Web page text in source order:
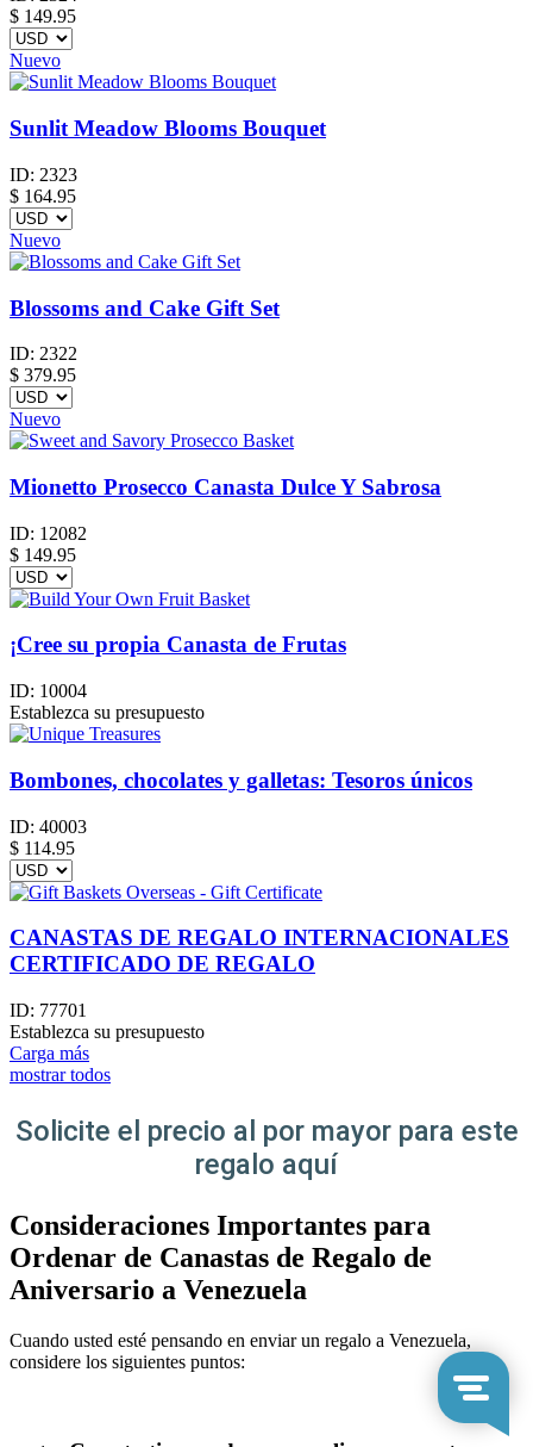
$ 149.95
Nuevo
Sunlit Meadow Blooms Bouquet
ID: 2323
$ 164.95
Nuevo
Blossoms and Cake Gift Set
ID: 2322
$ 379.95
Nuevo
Mionetto Prosecco Canasta Dulce Y Sabrosa
ID: 12082
$ 149.95
¡Cree su propia Canasta de Frutas
ID: 10004
Establezca su presupuesto
Bombones, chocolates y galletas: Tesoros únicos
ID: 40003
$ 114.95
CANASTAS DE REGALO INTERNACIONALES
CERTIFICADO DE REGALO
ID: 77701
Establezca su presupuesto
Carga más
mostrar todos
Solicite el precio al por mayor para este
regalo aquí
Consideraciones Importantes para
Ordenar de Canastas de Regalo de
Aniversario a Venezuela
Cuando usted esté pensando en enviar un regalo a Venezuela,
considere los siguientes puntos: